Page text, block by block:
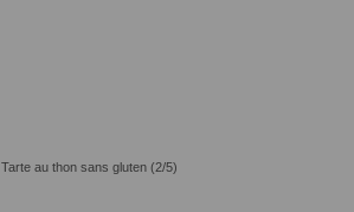
Tarte au thon sans gluten (2/5)